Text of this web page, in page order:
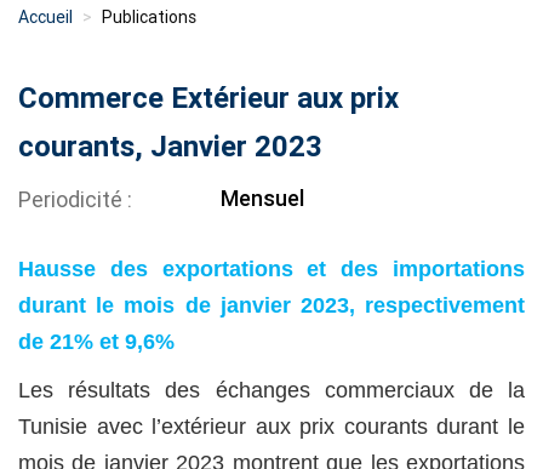
Accueil Publications
Commerce Extérieur aux prix
courants, Janvier 2023
Periodicité Mensuel
Hausse des exportations et des importations
durant le mois de janvier 2023, respectivement
de 21% et 9,6%
Les résultats des échanges commerciaux de la
Tunisie avec l’extérieur aux prix courants durant le
mois de janvier 2023 montrent que les exportations